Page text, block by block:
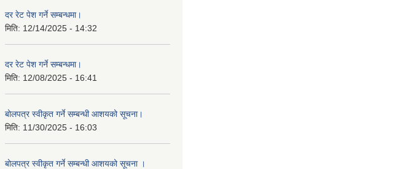
दर रेट पेश गर्ने सम्बन्धमा।
मिति: 12/14/2025 - 14:32
दर रेट पेश गर्ने सम्बन्धमा।
मिति: 12/08/2025 - 16:41
बोलपत्र स्वीकृत गर्ने सम्बन्धी आशयको सूचना।
मिति: 11/30/2025 - 16:03
बोलपत्र स्वीकृत गर्ने सम्बन्धी आशयको सूचना ।